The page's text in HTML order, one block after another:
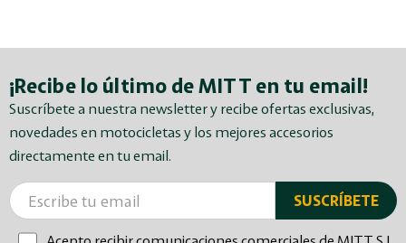
¡Recibe lo último de MITT en tu email!
Suscríbete a nuestra newsletter y recibe ofertas exclusivas,
novedades en motocicletas y los mejores accesorios
directamente en tu email.